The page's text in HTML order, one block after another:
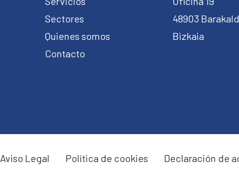
Sectores
Quienes somos
Contacto
48903
Bizkaia
Aviso Legal Política de cookies Declaración de